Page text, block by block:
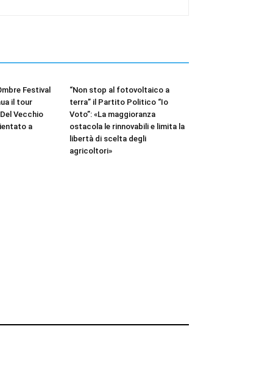
Festival
il tour
Vecchio
a
“Non stop al fotovoltaico a
terra” il Partito Politico “Io
Voto”: «La maggioranza
ostacola le rinnovabili e limita la
libertà di scelta degli
agricoltori»